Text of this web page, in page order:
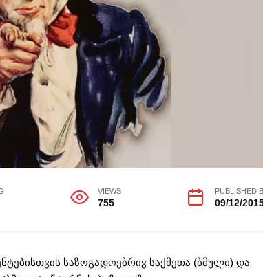
VIEWS
755
PUBLISHED
09/12/
საზოგადოებრივ საქმეთა (ბმული) და